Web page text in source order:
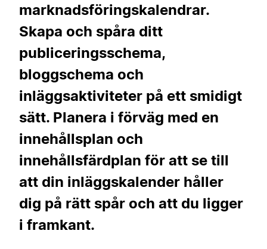
marknadsföringskalendrar.
Skapa och spåra ditt
publiceringsschema,
bloggschema och
inläggsaktiviteter på ett smidigt
sätt. Planera i förväg med en
innehållsplan och
innehållsfärdplan för att se till
att din inläggskalender håller
dig på rätt spår och att du ligger
i framkant.